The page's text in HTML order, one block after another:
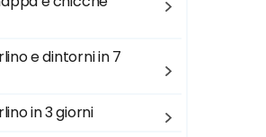
e dintorni in 7
in 3 giorni